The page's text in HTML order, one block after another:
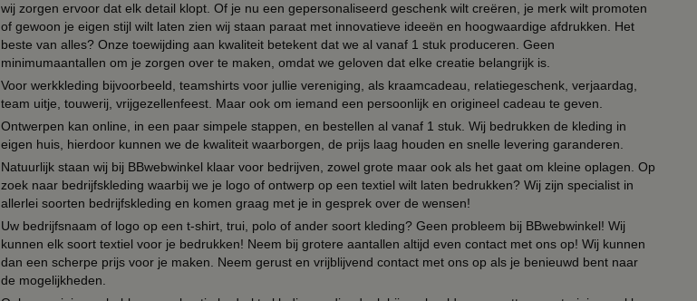
wij zorgen ervoor dat elk detail klopt. Of je nu een gepersonaliseerd geschenk wilt creëren, je merk wilt promoten
of gewoon je eigen stijl wilt laten zien wij staan paraat met innovatieve ideeën en hoogwaardige afdrukken. Het
beste van alles? Onze toewijding aan kwaliteit betekent dat we al vanaf 1 stuk produceren. Geen
minimumaantallen om je zorgen over te maken, omdat we geloven dat elke creatie belangrijk is.
Voor werkkleding bijvoorbeeld, teamshirts voor jullie vereniging, als kraamcadeau, relatiegeschenk, verjaardag,
team uitje, touwerij, vrijgezellenfeest. Maar ook om iemand een persoonlijk en origineel cadeau te geven.
Ontwerpen kan online, in een paar simpele stappen, en bestellen al vanaf 1 stuk. Wij bedrukken de kleding in
eigen huis, hierdoor kunnen we de kwaliteit waarborgen, de prijs laag houden en snelle levering garanderen.
Natuurlijk staan wij bij BBwebwinkel klaar voor bedrijven, zowel grote maar ook als het gaat om kleine oplagen. Op
zoek naar bedrijfskleding waarbij we je logo of ontwerp op een textiel wilt laten bedrukken? Wij zijn specialist in
allerlei soorten bedrijfskleding en komen graag met je in gesprek over de wensen!
Uw bedrijfsnaam of logo op een t-shirt, trui, polo of ander soort kleding? Geen probleem bij BBwebwinkel! Wij
kunnen elk soort textiel voor je bedrukken! Neem bij grotere aantallen altijd even contact met ons op! Wij kunnen
dan een scherpe prijs voor je maken. Neem gerust en vrijblijvend contact met ons op als je benieuwd bent naar
de mogelijkheden.